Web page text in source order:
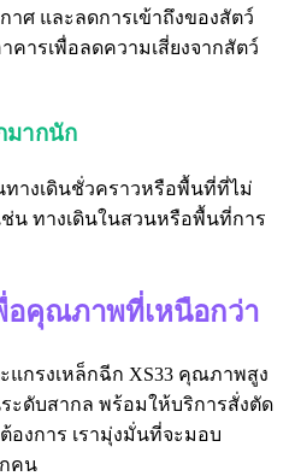
าศ และลดการเข้าถึงของสัตว์
คารเพื่อลดความเสี่ยงจากสัตว์
มากนัก
ทางเดินชั่วคราวหรือพื้นที่ที่ไม่
น ทางเดินในสวนหรือพื้นที่การ
อคุณภาพที่เหนือกว่า
แกรงเหล็กฉีก XS33 คุณภาพสูง
ะดับสากล พร้อมให้บริการสั่งตัด
องการ เรามุ่งมั่นที่จะมอบ
คน